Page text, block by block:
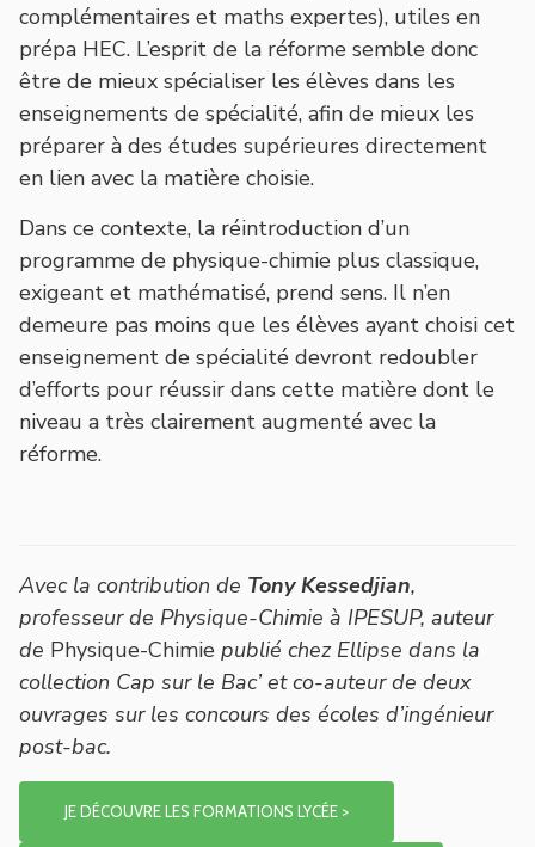
complémentaires et maths expertes), utiles en
prépa HEC. L’esprit de la réforme semble donc
être de mieux spécialiser les élèves dans les
enseignements de spécialité, afin de mieux les
préparer à des études supérieures directement
en lien avec la matière choisie.
Dans ce contexte, la réintroduction d’un
programme de physique-chimie plus classique,
exigeant et mathématisé, prend sens. Il n’en
demeure pas moins que les élèves ayant choisi cet
enseignement de spécialité devront redoubler
d’efforts pour réussir dans cette matière dont le
niveau a très clairement augmenté avec la
réforme.
Avec la contribution de Tony Kessedjian,
professeur de Physique-Chimie à IPESUP, auteur
de Physique-Chimie publié chez Ellipse dans la
collection Cap sur le Bac’ et co-auteur de deux
ouvrages sur les concours des écoles d’ingénieur
post-bac.
JE DÉCOUVRE LES FORMATIONS LYCÉE >